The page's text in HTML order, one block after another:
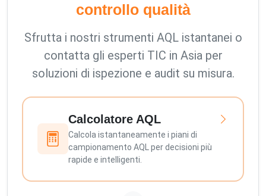
controllo qualità
Sfrutta i nostri strumenti AQL istantanei o
contatta gli esperti TIC in Asia per
soluzioni di ispezione e audit su misura.
Calcolatore AQL
Calcola istantaneamente i piani di
campionamento AQL per decisioni più
rapide e intelligenti.